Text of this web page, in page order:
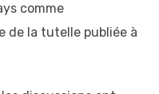
comme
de la tutelle publiée à